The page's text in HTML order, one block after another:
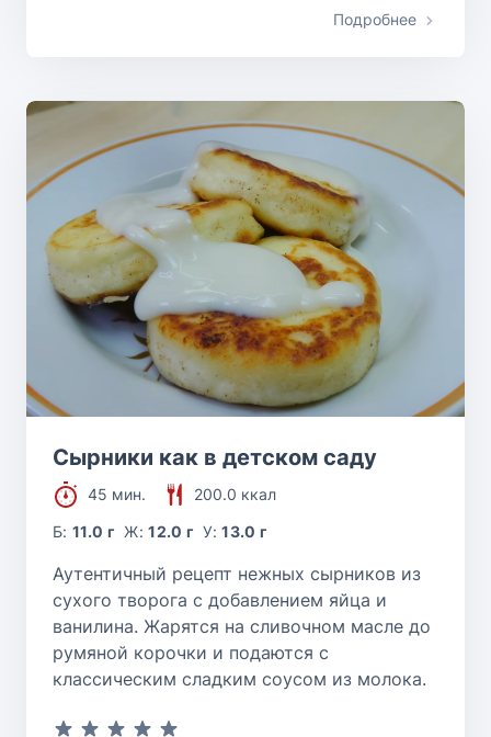
Подробнее
Сырники как в детском саду
45 мин.
200.0 ккал
Б:11.0 г Ж:12.0 г У:13.0 г
Аутентичный рецепт нежных сырников из
сухого творога с добавлением яйца и
ванилина. Жарятся на сливочном масле до
румяной корочки и подаются с
классическим сладким соусом из молока.